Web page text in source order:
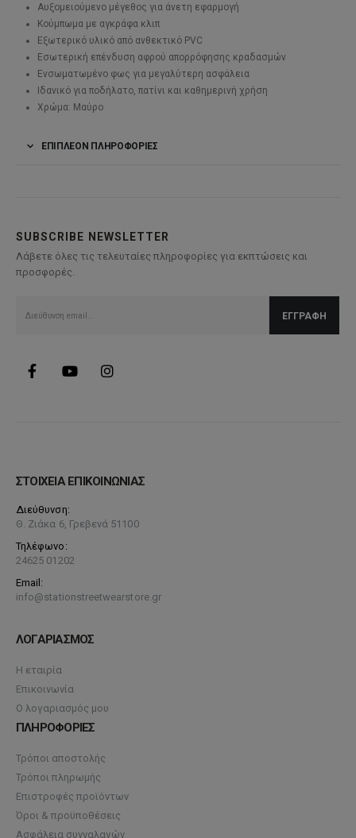
Αυξομειούμενο μέγεθος για άνετη εφαρμογή
Κούμπωμα με αγκράφα κλιπ
Εξωτερικό υλικό από ανθεκτικό PVC
Εσωτερική επένδυση αφρού απορρόφησης κραδασμών
Ενσωματωμένο φως για μεγαλύτερη ασφάλεια
Ιδανικό για ποδήλατο, πατίνι και καθημερινή χρήση
Χρώμα: Μαύρο
ΕΠΙΠΛΈΟΝ ΠΛΗΡΟΦΟΡΊΕΣ
SUBSCRIBE NEWSLETTER
Λάβετε όλες τις τελευταίες πληροφορίες για εκπτώσεις και
προσφορές.
ΣΤΟΙΧΕΙΑ ΕΠΙΚΟΙΝΩΝΙΑΣ
Διεύθυνση:
Θ. Ζιάκα 6, Γρεβενά 51100
Τηλέφωνο:
24625 01202
Email:
info@stationstreetwearstore.gr
ΛΟΓΑΡΙΑΣΜΟΣ
Η εταιρία
Επικοινωνία
Ο λογαριασμός μου
ΠΛΗΡΟΦΟΡΙΕΣ
Τρόποι αποστολής
Τρόποι πληρωμής
Επιστροφές προϊόντων
Όροι & προϋποθέσεις
Ασφάλεια συνναλαγών